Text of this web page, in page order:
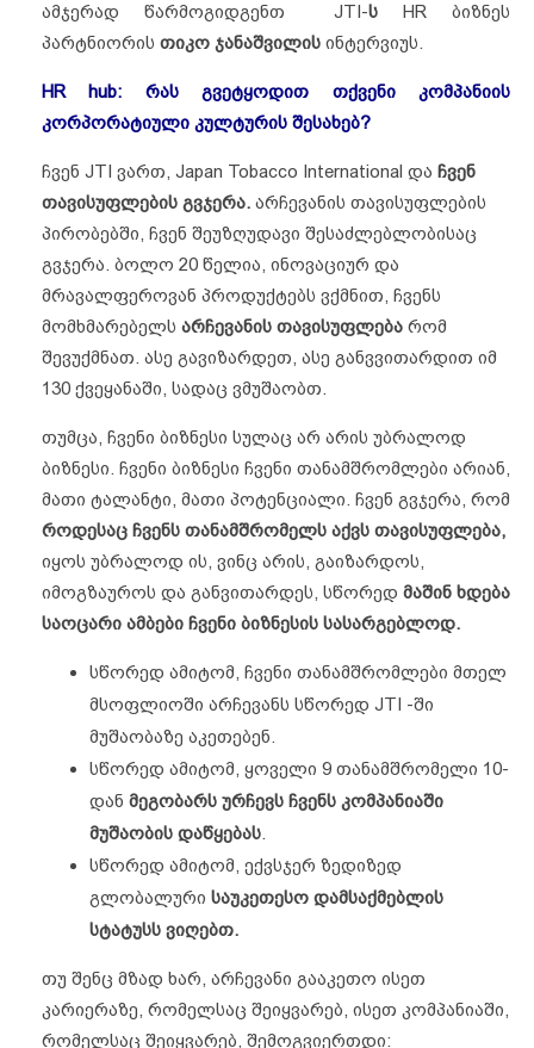
ამჯერად წარმოგიდგენთ JTI-სHR ბიზნეს
პარტნიორის თიკო ჯანაშვილის ინტერვიუს.
HR hub: რას გვეტყოდით თქვენი კომპანიის
კორპორატიული კულტურის შესახებ?
ჩვენ JTI ვართ, Japan Tobacco International და ჩვენ
თავისუფლების გვჯერა. არჩევანის თავისუფლების
პირობებში, ჩვენ შეუზღუდავი შესაძლებლობისაც
გვჯერა. ბოლო 20 წელია, ინოვაციურ და
მრავალფეროვან პროდუქტებს ვქმნით, ჩვენს
მომხმარებელს არჩევანის თავისუფლება რომ
შევუქმნათ. ასე გავიზარდეთ, ასე განვვითარდით იმ
130 ქვეყანაში, სადაც ვმუშაობთ.
თუმცა, ჩვენი ბიზნესი სულაც არ არის უბრალოდ
ბიზნესი. ჩვენი ბიზნესი ჩვენი თანამშრომლები არიან,
მათი ტალანტი, მათი პოტენციალი. ჩვენ გვჯერა, რომ
როდესაც ჩვენს თანამშრომელს აქვს თავისუფლება,
იყოს უბრალოდ ის, ვინც არის, გაიზარდოს,
იმოგზაუროს და განვითარდეს, სწორედ მაშინ ხდება
საოცარი ამბები ჩვენი ბიზნესის სასარგებლოდ.
სწორედ ამიტომ, ჩვენი თანამშრომლები მთელ
მსოფლიოში არჩევანს სწორედ JTI -ში
მუშაობაზე აკეთებენ.
სწორედ ამიტომ, ყოველი 9 თანამშრომელი 10-
დან მეგობარს ურჩევს ჩვენს კომპანიაში
მუშაობის დაწყებას.
სწორედ ამიტომ, ექვსჯერ ზედიზედ
გლობალური საუკეთესო დამსაქმებლის
სტატუსს ვიღებთ.
თუ შენც მზად ხარ, არჩევანი გააკეთო ისეთ
კარიერაზე, რომელსაც შეიყვარებ, ისეთ კომპანიაში,
რომელსაც შეიყვარებ, შემოგვიერთდი: